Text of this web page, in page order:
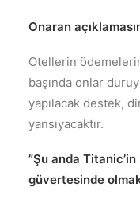
Onaran
Otellerin
başında onlar
yapılacak destek,
yansıyacaktır.
”Şu anda
güvertesinde